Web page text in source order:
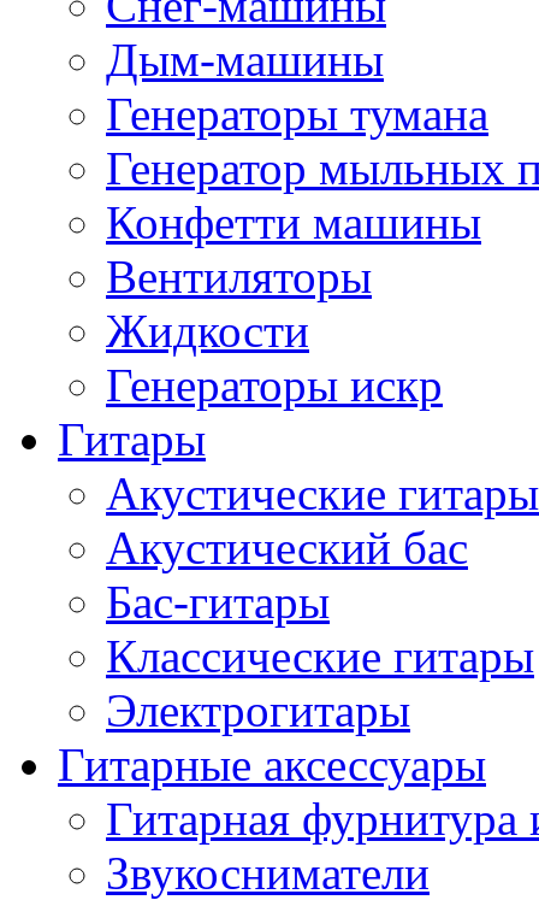
Дым-машины
Генераторы тумана
Генератор мыльных
Конфетти машины
Вентиляторы
Жидкости
Генераторы искр
Гитары
Акустические гитары
Акустический бас
Бас-гитары
Классические гитары
Электрогитары
Гитарные аксессуары
Гитарная фурнитура
Звукосниматели